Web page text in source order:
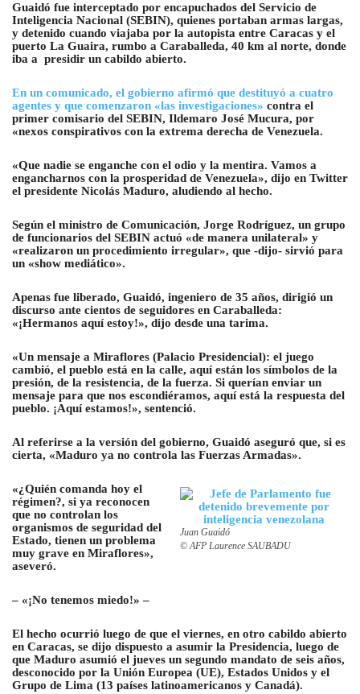
Guaidó fue interceptado por encapuchados del Servicio de
Inteligencia Nacional (SEBIN), quienes portaban armas largas,
y detenido cuando viajaba por la autopista entre Caracas y el
puerto La Guaira, rumbo a Caraballeda, 40 km al norte, donde
iba a presidir un cabildo abierto.
En un comunicado, el gobierno afirmó que destituyó a cuatro
agentes y que comenzaron «las investigaciones» contra el
primer comisario del SEBIN, Ildemaro José Mucura, por
«nexos conspirativos con la extrema derecha de Venezuela.
«Que nadie se enganche con el odio y la mentira. Vamos a
engancharnos con la prosperidad de Venezuela», dijo en Twitter
el presidente Nicolás Maduro, aludiendo al hecho.
Según el ministro de Comunicación, Jorge Rodríguez, un grupo
de funcionarios del SEBIN actuó «de manera unilateral» y
«realizaron un procedimiento irregular», que -dijo- sirvió para
un «show mediático».
Apenas fue liberado, Guaidó, ingeniero de 35 años, dirigió un
discurso ante cientos de seguidores en Caraballeda:
«¡Hermanos aquí estoy!», dijo desde una tarima.
«Un mensaje a Miraflores (Palacio Presidencial): el juego
cambió, el pueblo está en la calle, aquí están los símbolos de la
presión, de la resistencia, de la fuerza. Si querían enviar un
mensaje para que nos escondiéramos, aquí está la respuesta del
pueblo. ¡Aquí estamos!», sentenció.
Al referirse a la versión del gobierno, Guaidó aseguró que, si es
cierta, «Maduro ya no controla las Fuerzas Armadas».
Juan Guaidó
© AFP Laurence SAUBADU
«¿Quién comanda hoy el
régimen?, si ya reconocen
que no controlan los
organismos de seguridad del
Estado, tienen un problema
muy grave en Miraflores»,
aseveró.
– «¡No tenemos miedo!» –
El hecho ocurrió luego de que el viernes, en otro cabildo abierto
en Caracas, se dijo dispuesto a asumir la Presidencia, luego de
que Maduro asumió el jueves un segundo mandato de seis años,
desconocido por la Unión Europea (UE), Estados Unidos y el
Grupo de Lima (13 países latinoamericanos y Canadá).